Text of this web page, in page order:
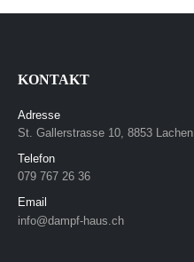
KONTAKT
Adresse
St. Gallerstrasse 10, 8853 Lachen
Telefon
079 767 26 36
Email
info@dampf-haus.ch